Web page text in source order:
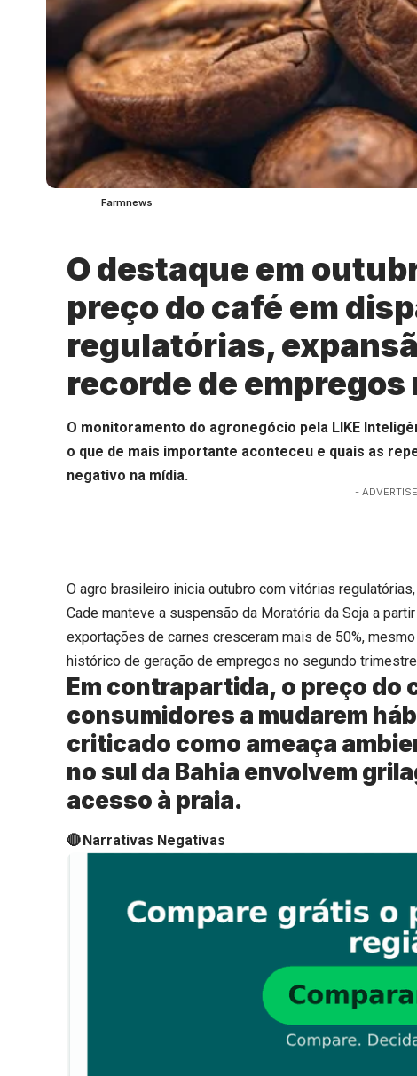
Farmnews
O destaque em
preço do café em
regulatórias,
recorde de empregos
O monitoramento do agronegócio pela LIKE
o que de mais importante aconteceu e quais as
negativo na mídia.
-
O agro brasileiro inicia outubro com vitórias
Cade manteve a suspensão da Moratória da Soja a
exportações de carnes cresceram mais de 50%,
histórico de geração de empregos no segundo
Em contrapartida, o preço do
consumidores a mudarem
criticado como ameaça
no sul da Bahia envolvem
acesso à praia.
🔴 Narrativas Negativas